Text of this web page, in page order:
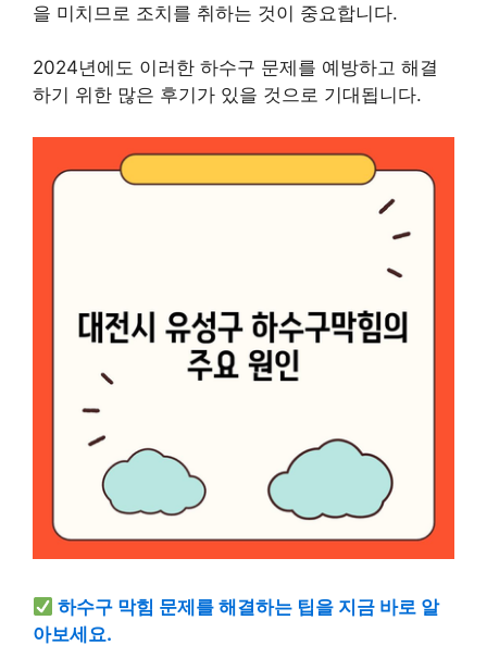
을 미치므로 조치를 취하는 것이 중요합니다.
2024년에도 이러한 하수구 문제를 예방하고 해결
하기 위한 많은 후기가 있을 것으로 기대됩니다.
하수구 막힘 문제를 해결하는 팁을 지금 바로 알
아보세요.